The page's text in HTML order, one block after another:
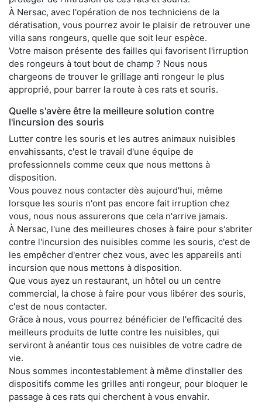
À Nersac, avec l'opération de nos techniciens de la
dératisation, vous pourrez avoir le plaisir de retrouver une
villa sans rongeurs, quelle que soit leur espèce.
Votre maison présente des failles qui favorisent l'irruption
des rongeurs à tout bout de champ ? Nous nous
chargeons de trouver le grillage anti rongeur le plus
approprié, pour barrer la route à ces rats et souris.
Quelle s'avère être la meilleure solution contre
l'incursion des souris
Lutter contre les souris et les autres animaux nuisibles
envahissants, c'est le travail d'une équipe de
professionnels comme ceux que nous mettons à
disposition.
Vous pouvez nous contacter dès aujourd'hui, même
lorsque les souris n'ont pas encore fait irruption chez
vous, nous nous assurerons que cela n'arrive jamais.
À Nersac, l'une des meilleures choses à faire pour s'abriter
contre l'incursion des nuisibles comme les souris, c'est de
les empêcher d'entrer chez vous, avec les appareils anti
incursion que nous mettons à disposition.
Que vous ayez un restaurant, un hôtel ou un centre
commercial, la chose à faire pour vous libérer des souris,
c'est de nous contacter.
Grâce à nous, vous pourrez bénéficier de l'efficacité des
meilleurs produits de lutte contre les nuisibles, qui
serviront à anéantir tous ces nuisibles de votre cadre de
vie.
Nous sommes incontestablement à même d'installer des
dispositifs comme les grilles anti rongeur, pour bloquer le
passage à ces rats qui cherchent à vous envahir.